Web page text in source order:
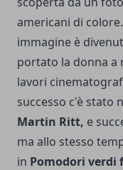
americani di
immagine è
portato la donna a
lavori
successo c'è stato
Martin Ritt, e
ma allo stesso
in Pomodori